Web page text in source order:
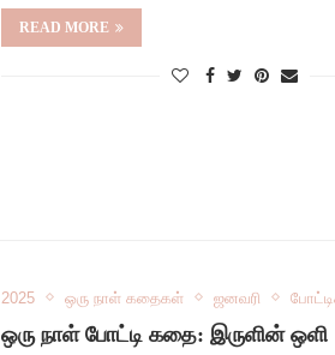
READ MORE
2025 ஒரு நாள் கதைகள் ஜனவரி
ஒரு நாள் போட்டி கதை: இருளின் ஒளி